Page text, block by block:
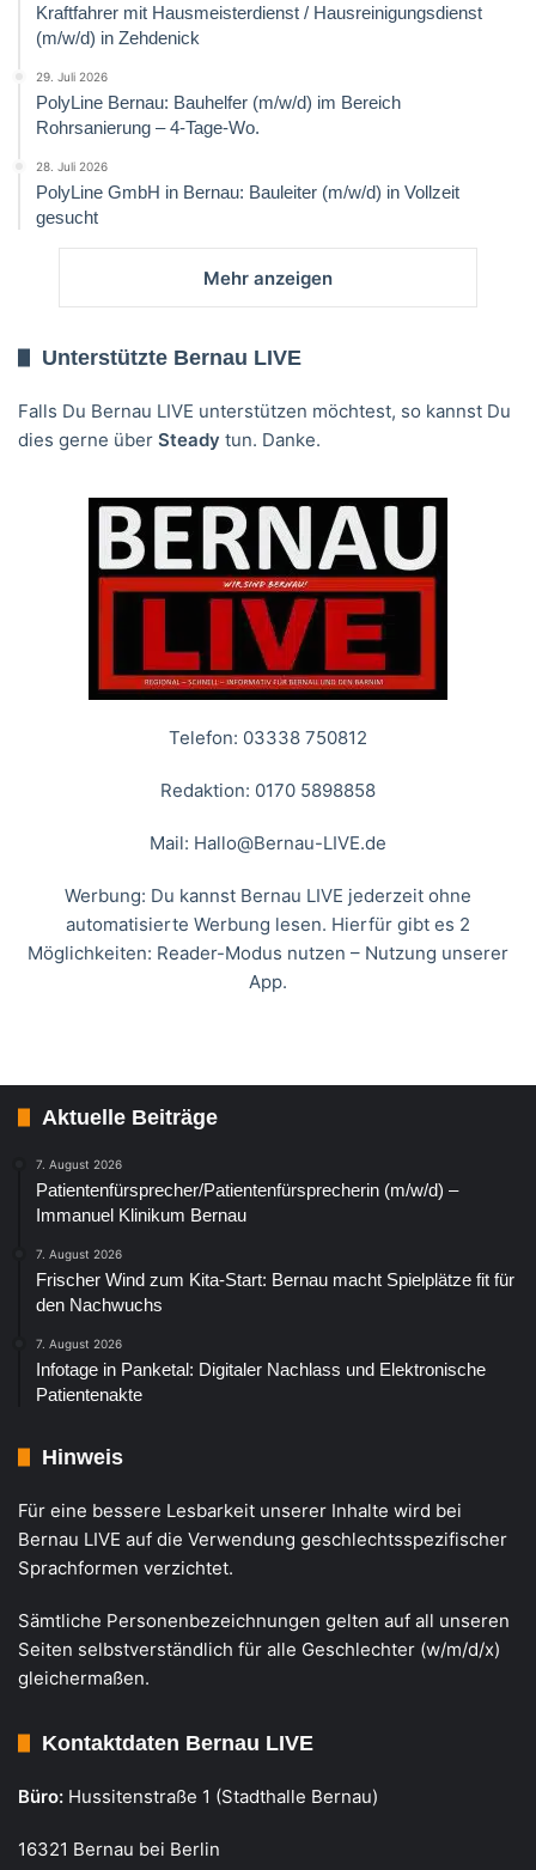
Kraftfahrer mit Hausmeisterdienst / Hausreinigungsdienst
(m/w/d) in Zehdenick
29. Juli 2026
PolyLine Bernau: Bauhelfer (m/w/d) im Bereich
Rohrsanierung – 4-Tage-Wo.
28. Juli 2026
PolyLine GmbH in Bernau: Bauleiter (m/w/d) in Vollzeit
gesucht
Mehr anzeigen
Unterstützte Bernau LIVE
Falls Du Bernau LIVE unterstützen möchtest, so kannst Du
dies gerne über Steady tun. Danke.
Telefon: 03338 750812
Redaktion: 0170 5898858
Mail: Hallo@Bernau-LIVE.de
Werbung: Du kannst Bernau LIVE jederzeit ohne
automatisierte Werbung lesen. Hierfür gibt es 2
Möglichkeiten: Reader-Modus nutzen – Nutzung unserer
App.
Aktuelle Beiträge
7. August 2026
Patientenfürsprecher/Patientenfürsprecherin (m/w/d) –
Immanuel Klinikum Bernau
7. August 2026
Frischer Wind zum Kita-Start: Bernau macht Spielplätze fit für
den Nachwuchs
7. August 2026
Infotage in Panketal: Digitaler Nachlass und Elektronische
Patientenakte
Hinweis
Für eine bessere Lesbarkeit unserer Inhalte wird bei
Bernau LIVE auf die Verwendung geschlechtsspezifischer
Sprachformen verzichtet.
Sämtliche Personenbezeichnungen gelten auf all unseren
Seiten selbstverständlich für alle Geschlechter (w/m/d/x)
gleichermaßen.
Kontaktdaten Bernau LIVE
Büro: Hussitenstraße 1 (Stadthalle Bernau)
16321 Bernau bei Berlin